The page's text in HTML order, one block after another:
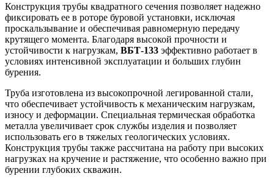
Конструкция трубы квадратного сечения позволяет надежно
фиксировать ее в роторе буровой установки, исключая
проскальзывание и обеспечивая равномерную передачу
крутящего момента. Благодаря высокой прочности и
устойчивости к нагрузкам, ВБТ-133 эффективно работает в
условиях интенсивной эксплуатации и больших глубин
бурения.
Труба изготовлена из высокопрочной легированной стали,
что обеспечивает устойчивость к механическим нагрузкам,
износу и деформации. Специальная термическая обработка
металла увеличивает срок службы изделия и позволяет
использовать его в тяжелых геологических условиях.
Конструкция трубы также рассчитана на работу при высоких
нагрузках на кручение и растяжение, что особенно важно при
бурении глубоких скважин.